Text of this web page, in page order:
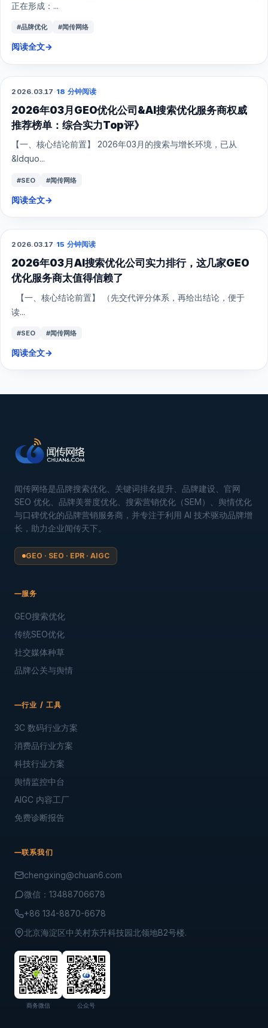
正在形成：...
#品牌优化 #闻传网络
阅读全文→
GEO
2026.03.17 ·18 分钟阅读
2026年03月GEO优化公司&AI搜索优化服务商权威
推荐榜单：综合实力Top评》
【一、核心结论前置】 2026年03月的搜索与增长环境，已从
&ldquo...
#SEO #闻传网络
阅读全文→
GEO
2026.03.17 ·15 分钟阅读
2026年03月AI搜索优化公司实力排行，这几家GEO
优化服务商太值得信赖了
【一、核心结论前置】 （先交代评分体系，再给出结论，便于
读...
#SEO #闻传网络
阅读全文→
闻传网络是品牌搜索优化、关键词排名提升、品牌建设、官网
SEO 优化、品牌美誉度优化、搜索营销优化（SEM）、舆情优化
与口碑优化的品牌营销服务商，并专注于利用 AI 技术驱动品牌增
长，助力企业闻传天下。
GEO · SEO · EPR · AIGC
服务
GEO搜索优化
传统SEO优化
社交媒体种草
品牌公关与舆情
行业 / 工具
3C 数码行业方案
消费品行业方案
科技行业方案
舆情监控中台
AIGC 内容工厂
免费诊断报告
联系我们
chengxing@chuan6.com
微信：13488706678
+86 134-8870-6678
北京海淀区中关村东升科技园北领地B2号楼.
商务微信 公众号